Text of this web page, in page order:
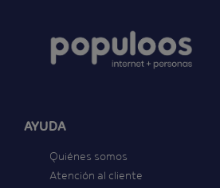
AYUDA
Quiénes somos
Atención al cliente